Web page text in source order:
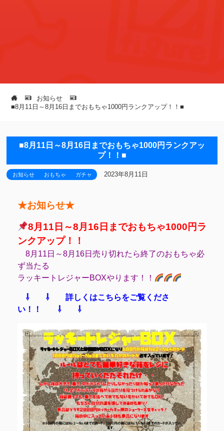
お知らせ
■8月11日～8月16日までおもちゃ1000円ランクアップ！！■
■8月11日～8月16日までおもちゃ1000円ランクアッ
プ！！■
お知らせ おもちゃ ガチャ 2023年8月11日
★お知らせ★
8月11日～8月16日までおもちゃ1000円ラ
ンクアップ！！
8月11日～8月16日売り切れたら終了のおもちゃ必
ず当たる
ラッキートレジャーBOXやります！！
⇩ ⇩ 詳しくはこちらをご覧くださ
い！！ ⇩ ⇩